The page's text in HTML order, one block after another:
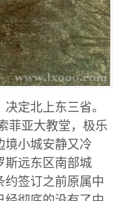
定北上东三省。
菲亚大教堂，极乐
境小城安静又冷
斯远东区南部城
签订之前原属中